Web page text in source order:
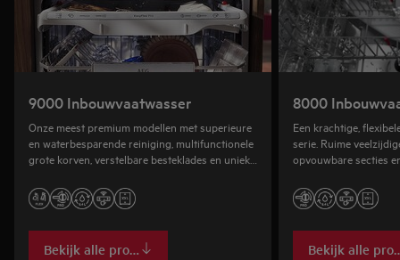
9000 Inbouwvaatwasser
Onze meest premium modellen met superieure
en waterbesparende reiniging, multifunctionele
grote korven, verstelbare besteklades en unieke
Bekijk alle producten
8000
Een krachtige,
serie. Ruime
opvouwbare secties
Bekijk alle